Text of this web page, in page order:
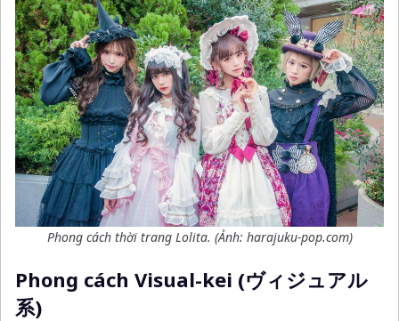
Phong cách thời trang Lolita. (Ảnh: harajuku-pop.com)
Phong cách Visual-kei (ヴィジュアル
系)